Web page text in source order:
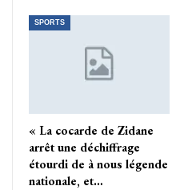
SPORTS
« La cocarde de Zidane
arrêt une déchiffrage
étourdi de à nous légende
nationale, et…